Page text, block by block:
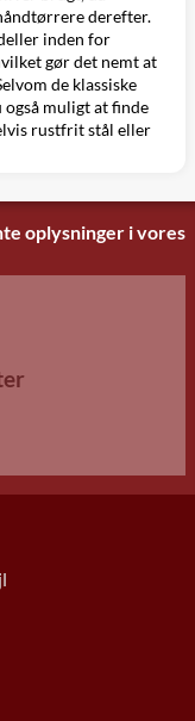
derefter.
inden for
gør det nemt at
de klassiske
muligt at finde
rustfrit stål eller
oplysninger i vores